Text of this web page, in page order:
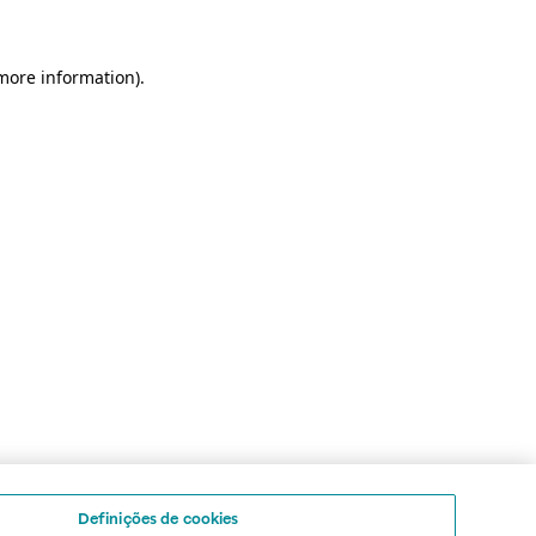
information).
Definições de cookies